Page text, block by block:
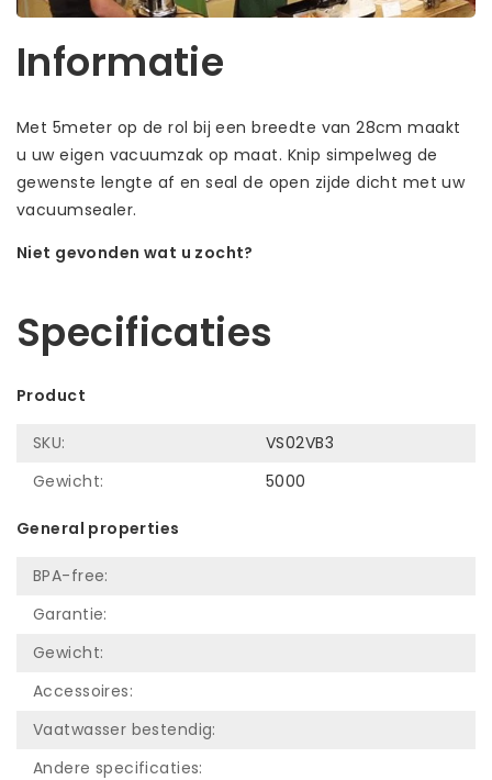
Informatie
Met 5meter op de rol bij een breedte van 28cm maakt
u uw eigen vacuumzak op maat. Knip simpelweg de
gewenste lengte af en seal de open zijde dicht met uw
vacuumsealer.
Niet gevonden wat u zocht?
Specificaties
Product
SKU:
VS02VB3
Gewicht:
5000
General properties
BPA-free:
Garantie:
Gewicht:
Accessoires:
Vaatwasser bestendig:
Andere specificaties: